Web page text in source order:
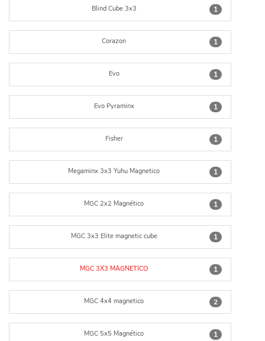
1
Blind Cube 3x3
1
Corazon
1
Evo
1
Evo Pyraminx
1
Fisher
1
Megaminx 3x3 Yuhu Magnetico
1
MGC 2x2 Magnético
1
MGC 3x3 Elite magnetic cube
1
MGC 3X3 MAGNETICO
2
MGC 4x4 magnetico
1
MGC 5x5 Magnético